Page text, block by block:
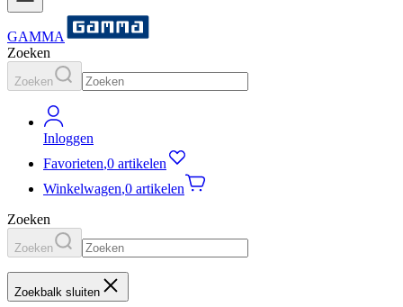
GAMMA
Zoeken
Zoeken
Inloggen
Favorieten,0 artikelen
Winkelwagen,0 artikelen
Zoeken
Zoeken
Zoekbalk sluiten